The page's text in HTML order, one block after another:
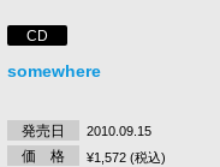
CD
somewhere
発売日 2010.09.15
価 格 ¥1,572 (税込)